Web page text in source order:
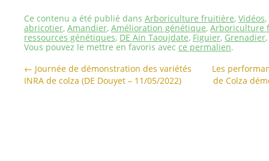
Ce contenu a été publié dans Arboriculture fruitière, Vidéos,
abricotier, Amandier, Amélioration génétique, Arboriculture
ressources génétiques, DE Ain Taoujdate, Figuier, Grenadier,
Vous pouvez le mettre en favoris avec ce permalien.
← Journée de démonstration des variétés
INRA de colza (DE Douyet – 11/05/2022)
Les
de Colza